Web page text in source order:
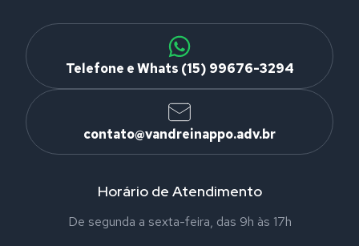
Telefone e Whats (15) 99676-3294
contato@vandreinappo.adv.br
Horário de Atendimento
De segunda a sexta-feira, das 9h às 17h